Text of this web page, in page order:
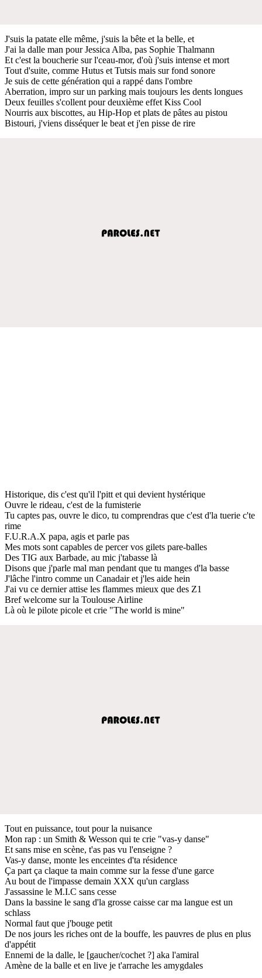
J'suis la patate elle même, j'suis la bête et la belle, et
J'ai la dalle man pour Jessica Alba, pas Sophie Thalmann
Et c'est la boucherie sur l'ceau-mor, d'où j'suis intense et mort
Tout d'suite, comme Hutus et Tutsis mais sur fond sonore
Je suis de cette génération qui a rappé dans l'ombre
Aberration, impro sur un parking mais toujours les dents longues
Deux feuilles s'collent pour deuxième effet Kiss Cool
Nourris aux biscottes, au Hip-Hop et plats de pâtes au pistou
Bistouri, j'viens disséquer le beat et j'en pisse de rire
Historique, dis c'est qu'il l'pitt et qui devient hystérique
Ouvre le rideau, c'est de la fumisterie
Tu captes pas, ouvre le dico, tu comprendras que c'est d'la tuerie c'te
rime
F.U.R.A.X papa, agis et parle pas
Mes mots sont capables de percer vos gilets pare-balles
Des TIG aux Barbade, au mic j'tabasse là
Disons que j'parle mal man pendant que tu manges d'la basse
J'lâche l'intro comme un Canadair et j'les aide hein
J'ai vu ce dernier attise les flammes mieux que des Z1
Bref welcome sur la Toulouse Airline
Là où le pilote picole et crie "The world is mine"
Tout en puissance, tout pour la nuisance
Mon rap : un Smith & Wesson qui te crie "vas-y danse"
Et sans mise en scène, t'as pas vu l'enseigne ?
Vas-y danse, monte les enceintes d'ta résidence
Ça part ça claque ta main comme sur la fesse d'une garce
Au bout de l'impasse demain XXX qu'un carglass
J'assassine le M.I.C sans cesse
Dans la bassine le sang d'la grosse caisse car ma langue est un
schlass
Normal faut que j'bouge petit
De nos jours les riches ont de la bouffe, les pauvres de plus en plus
d'appétit
Ennemi de la dalle, le [gaucher/cochet ?] aka l'amiral
Amène de la balle et en live je t'arrache les amygdales